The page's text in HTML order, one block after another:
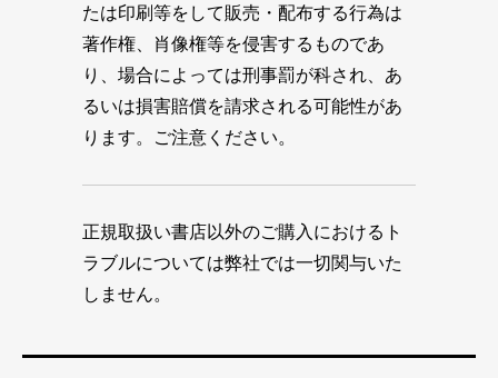
たは印刷等をして販売・配布する行為は
著作権、肖像権等を侵害するものであ
り、場合によっては刑事罰が科され、あ
るいは損害賠償を請求される可能性があ
ります。ご注意ください。
正規取扱い書店以外のご購入におけるト
ラブルについては弊社では一切関与いた
しません。